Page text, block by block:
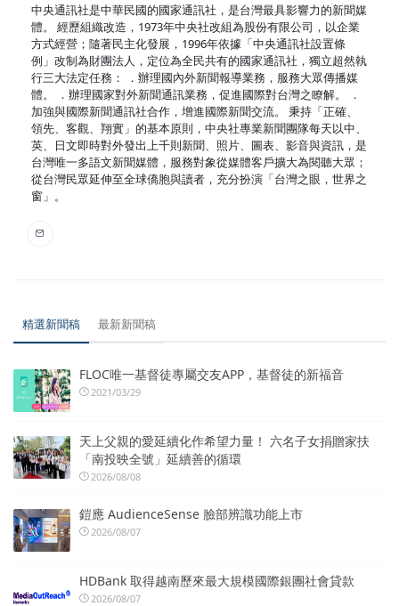
中央通訊社是中華民國的國家通訊社，是台灣最具影響力的新聞媒
體。 經歷組織改造，1973年中央社改組為股份有限公司，以企業
方式經營；隨著民主化發展，1996年依據「中央通訊社設置條
例」改制為財團法人，定位為全民共有的國家通訊社，獨立超然執
行三大法定任務： ．辦理國內外新聞報導業務，服務大眾傳播媒
體。 ．辦理國家對外新聞通訊業務，促進國際對台灣之瞭解。 ．
加強與國際新聞通訊社合作，增進國際新聞交流。 秉持「正確、
領先、客觀、翔實」的基本原則，中央社專業新聞團隊每天以中、
英、日文即時對外發出上千則新聞、照片、圖表、影音與資訊，是
台灣唯一多語文新聞媒體，服務對象從媒體客戶擴大為閱聽大眾；
從台灣民眾延伸至全球僑胞與讀者，充分扮演「台灣之眼，世界之
窗」。
精選新聞稿 最新新聞稿
FLOC唯一基督徒專屬交友APP，基督徒的新福音
2021/03/29
天上父親的愛延續化作希望力量！ 六名子女捐贈家扶
「南投映全號」延續善的循環
2026/08/08
鎧應 AudienceSense 臉部辨識功能上市
2026/08/07
HDBank 取得越南歷來最大規模國際銀團社會貸款
2026/08/07